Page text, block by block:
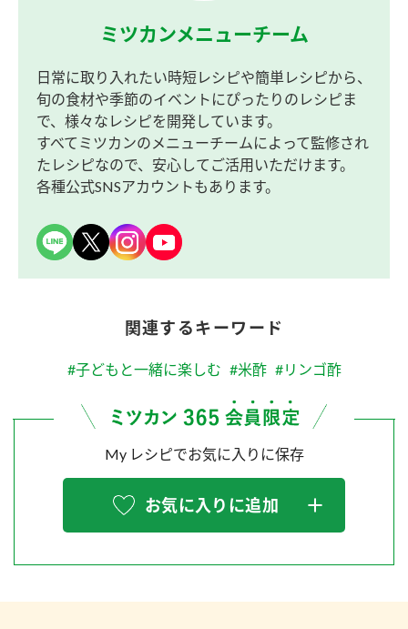
ミツカンメニューチーム
日常に取り入れたい時短レシピや簡単レシピから、
旬の食材や季節のイベントにぴったりのレシピま
で、様々なレシピを開発しています。
すべてミツカンのメニューチームによって監修され
たレシピなので、安心してご活用いただけます。
各種公式SNSアカウントもあります。
関連するキーワード
#子どもと一緒に楽しむ #米酢 #リンゴ酢
My レシピでお気に入りに保存
お気に入りに追加